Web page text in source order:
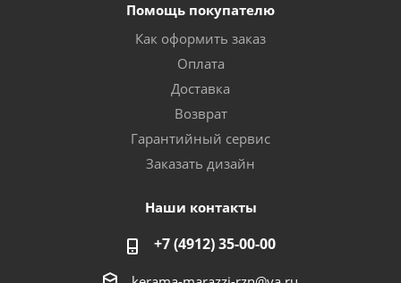
Помощь покупателю
Как оформить заказ
Оплата
Доставка
Возврат
Гарантийный сервис
Заказать дизайн
Наши контакты
+7 (4912) 35-00-00